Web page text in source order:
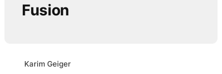
Fusion
Karim Geiger